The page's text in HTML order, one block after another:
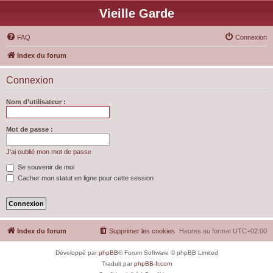
Vieille Garde
FAQ Connexion
Index du forum
Connexion
Nom d’utilisateur :
Mot de passe :
J’ai oublié mon mot de passe
Se souvenir de moi
Cacher mon statut en ligne pour cette session
Index du forum Heures au format UTC+02:00
Supprimer les cookies
Développé parphpBB® Forum Software © phpBB Limited
Traduit parphpBB-fr.com